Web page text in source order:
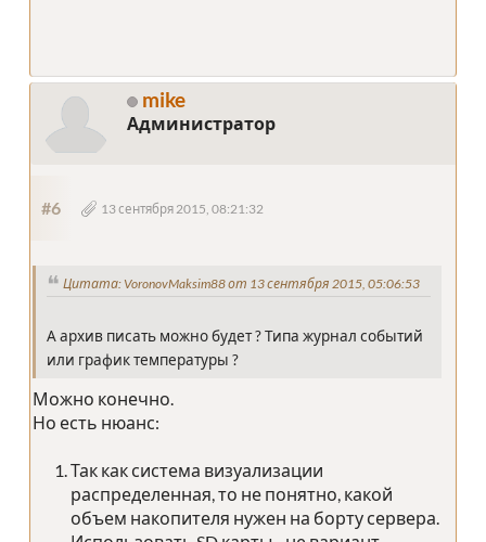
mike
Администратор
#6 13 сентября 2015, 08:21:32
Цитата: VoronovMaksim88 от 13 сентября 2015, 05:06:53
А архив писать можно будет ? Типа журнал событий
или график температуры ?
Можно конечно.
Но есть нюанс:
Так как система визуализации
распределенная, то не понятно, какой
объем накопителя нужен на борту сервера.